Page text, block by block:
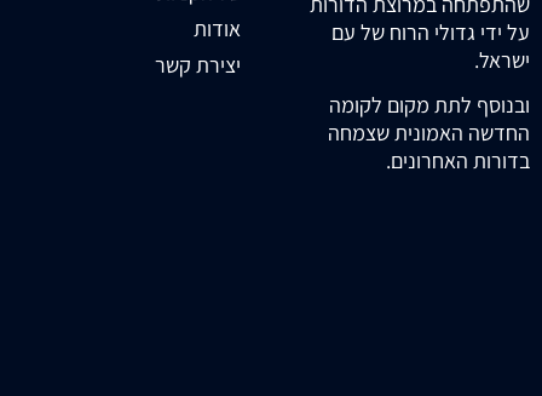
על ידי גדולי הרוח של עם
ישראל.
ובנוסף לתת מקום לקומה
החדשה האמונית שצמחה
בדורות האחרונים.
אודות
יצירת קשר